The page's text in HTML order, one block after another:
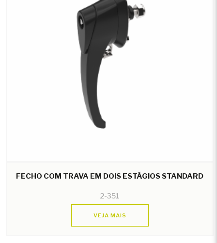
FECHO COM TRAVA EM DOIS ESTÁGIOS STANDARD
2-351
VEJA MAIS